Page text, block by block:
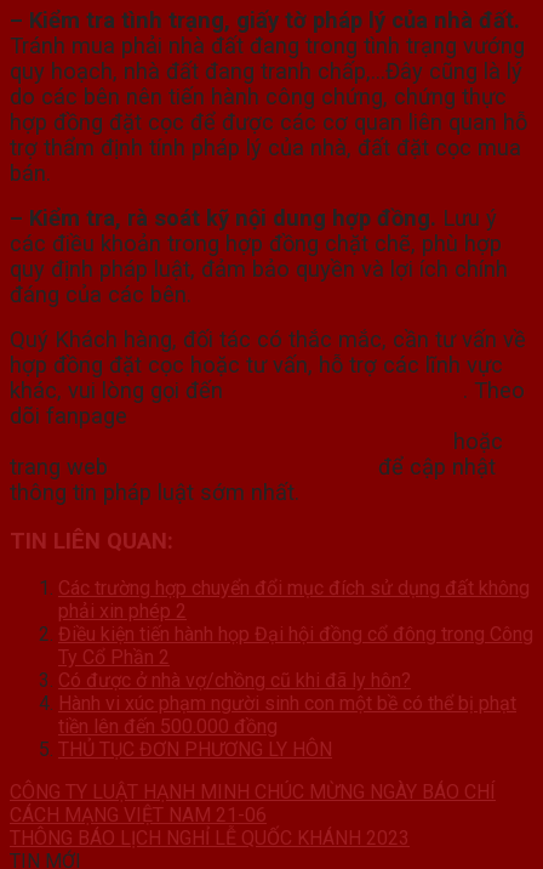
– Kiểm tra tình trạng, giấy tờ pháp lý của nhà đất.
Tránh mua phải nhà đất đang trong tình trạng vướng
quy hoạch, nhà đất đang tranh chấp,…Đây cũng là lý
do các bên nên tiến hành công chứng, chứng thực
hợp đồng đặt cọc để được các cơ quan liên quan hỗ
trợ thẩm định tính pháp lý của nhà, đất đặt cọc mua
bán.
– Kiểm tra, rà soát kỹ nội dung hợp đồng. Lưu ý
các điều khoản trong hợp đồng chặt chẽ, phù hợp
quy định pháp luật, đảm bảo quyền và lợi ích chính
đáng của các bên.
Quý Khách hàng, đối tác có thắc mắc, cần tư vấn về
hợp đồng đặt cọc hoặc tư vấn, hỗ trợ các lĩnh vực
khác, vui lòng gọi đến
. Theo
dõi fanpage
hoặc
trang web
để cập nhật
thông tin pháp luật sớm nhất.
TIN LIÊN QUAN:
Các trường hợp chuyển đổi mục đích sử dụng đất không
phải xin phép 2
Điều kiện tiến hành họp Đại hội đồng cổ đông trong Công
Ty Cổ Phần 2
Có được ở nhà vợ/chồng cũ khi đã ly hôn?
Hành vi xúc phạm người sinh con một bề có thể bị phạt
tiền lên đến 500.000 đồng
THỦ TỤC ĐƠN PHƯƠNG LY HÔN
CÔNG TY LUẬT HẠNH MINH CHÚC MỪNG NGÀY BÁO CHÍ
CÁCH MẠNG VIỆT NAM 21-06
THÔNG BÁO LỊCH NGHỈ LỄ QUỐC KHÁNH 2023
TIN MỚI